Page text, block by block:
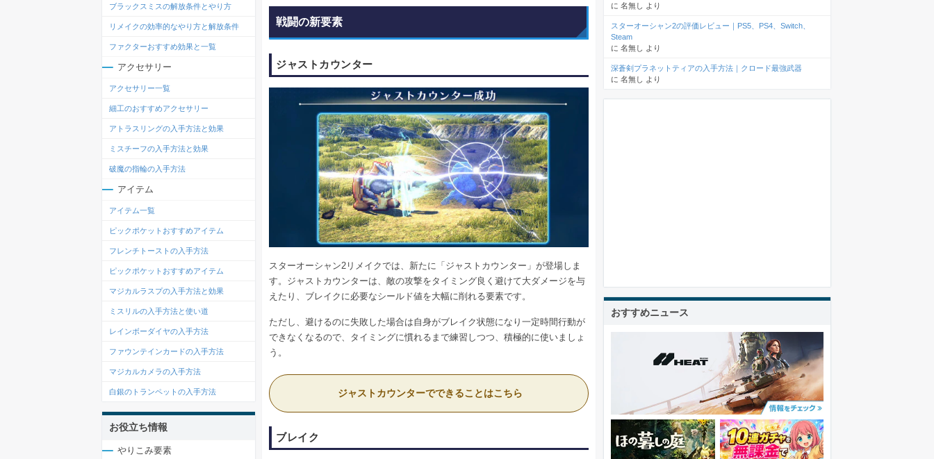
戦闘の新要素
ジャストカウンター
スターオーシャン2リメイクでは、新たに「ジャストカウンター」が登場しま
す。ジャストカウンターは、敵の攻撃をタイミング良く避けて大ダメージを与
えたり、ブレイクに必要なシールド値を大幅に削れる要素です。
ただし、避けるのに失敗した場合は自身がブレイク状態になり一定時間行動が
できなくなるので、タイミングに慣れるまで練習しつつ、積極的に使いましょ
う。
ジャストカウンターでできることはこちら
ブレイク
ブラックスミスの解放条件とやり方
リメイクの効率的なやり方と解放条件
ファクターおすすめ効果と一覧
アクセサリー
アクセサリー一覧
細工のおすすめアクセサリー
アトラスリングの入手方法と効果
ミスチーフの入手方法と効果
破魔の指輪の入手方法
アイテム
アイテム一覧
ピックポケットおすすめアイテム
フレンチトーストの入手方法
ピックポケットおすすめアイテム
マジカルラスプの入手方法と効果
ミスリルの入手方法と使い道
レインボーダイヤの入手方法
ファウンテインカードの入手方法
マジカルカメラの入手方法
白銀のトランペットの入手方法
お役立ち情報
やりこみ要素
に 名無し より
スターオーシャン2の評価レビュー｜PS5、PS4、Switch、
Steam
に 名無し より
深蒼剣プラネットティアの入手方法｜クロード最強武器
に 名無し より
おすすめニュース